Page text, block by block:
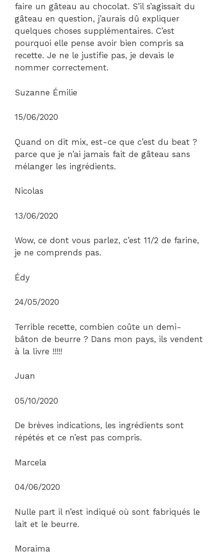
faire un gâteau au chocolat. S’il s’agissait du
gâteau en question, j’aurais dû expliquer
quelques choses supplémentaires. C’est
pourquoi elle pense avoir bien compris sa
recette. Je ne le justifie pas, je devais le
nommer correctement.
Suzanne Émilie
15/06/2020
Quand on dit mix, est-ce que c’est du beat ?
parce que je n’ai jamais fait de gâteau sans
mélanger les ingrédients.
Nicolas
13/06/2020
Wow, ce dont vous parlez, c’est 11/2 de farine,
je ne comprends pas.
Édy
24/05/2020
Terrible recette, combien coûte un demi-
bâton de beurre ? Dans mon pays, ils vendent
à la livre !!!!!
Juan
05/10/2020
De brèves indications, les ingrédients sont
répétés et ce n’est pas compris.
Marcela
04/06/2020
Nulle part il n’est indiqué où sont fabriqués le
lait et le beurre.
Moraima